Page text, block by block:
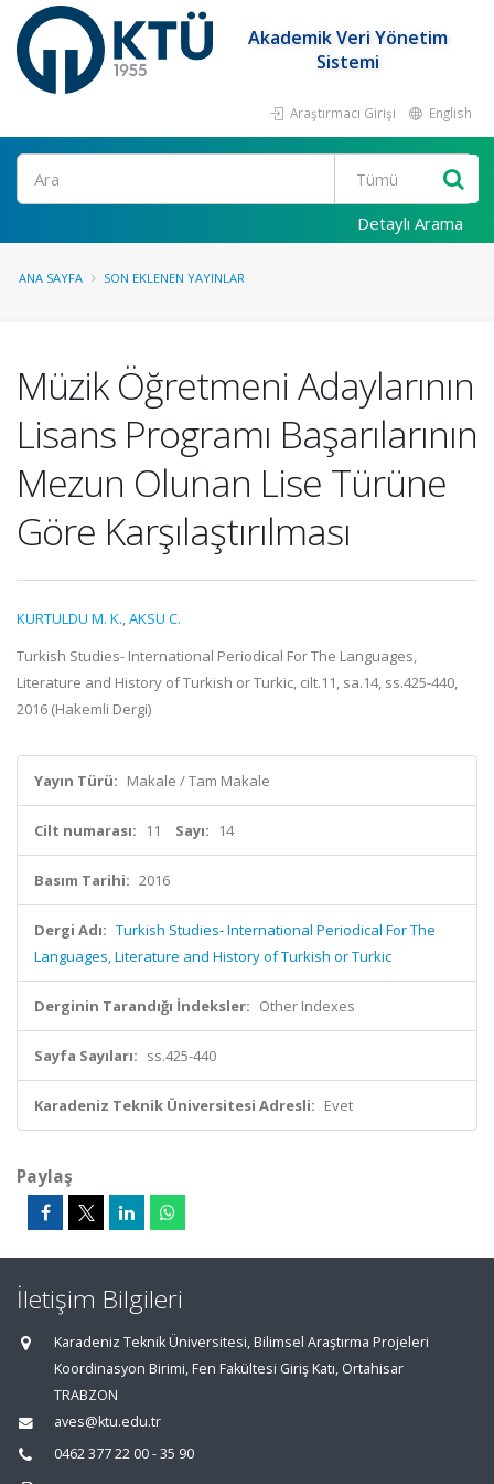
Akademik Veri Yönetim
Sistemi
Araştırmacı Girişi English
Ara
Detaylı Arama
ANA SAYFA SON EKLENEN YAYINLAR
Müzik Öğretmeni Adaylarının
Lisans Programı Başarılarının
Mezun Olunan Lise Türüne
Göre Karşılaştırılması
KURTULDU M. K.,AKSU C.
Turkish Studies- International Periodical For The Languages,
Literature and History of Turkish or Turkic, cilt.11, sa.14, ss.425-440,
2016 (Hakemli Dergi)
Yayın Türü: Makale / Tam Makale
Cilt numarası: 11 Sayı: 14
Basım Tarihi: 2016
Dergi Adı: Turkish Studies- International Periodical For The
Languages, Literature and History of Turkish or Turkic
Derginin Tarandığı İndeksler: Other Indexes
Sayfa Sayıları: ss.425-440
Karadeniz Teknik Üniversitesi Adresli: Evet
Paylaş
İletişim Bilgileri
Karadeniz Teknik Üniversitesi, Bilimsel Araştırma Projeleri
Koordinasyon Birimi, Fen Fakültesi Giriş Katı, Ortahisar
TRABZON
aves@ktu.edu.tr
0462 377 22 00 - 35 90